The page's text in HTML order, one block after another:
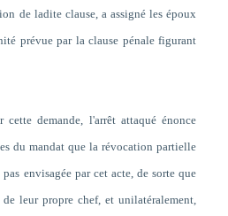
de ladite clause, a assigné les époux
prévue par la clause pénale figurant
demande, l'arrêt attaqué énonce
du mandat que la révocation partielle
envisagée par cet acte, de sorte que
leur propre chef, et unilatéralement,